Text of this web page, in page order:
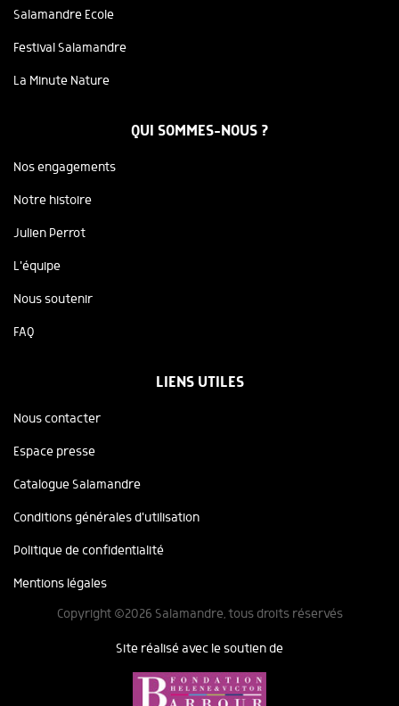
Salamandre Ecole
Festival Salamandre
La Minute Nature
QUI SOMMES-NOUS ?
Nos engagements
Notre histoire
Julien Perrot
L'équipe
Nous soutenir
FAQ
LIENS UTILES
Nous contacter
Espace presse
Catalogue Salamandre
Conditions générales d'utilisation
Politique de confidentialité
Mentions légales
Copyright ©2026 Salamandre, tous droits réservés
Site réalisé avec le soutien de